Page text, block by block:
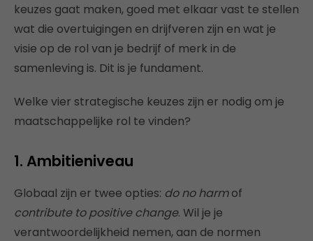
keuzes gaat maken, goed met elkaar vast te stellen
wat die overtuigingen en drijfveren zijn en wat je
visie op de rol van je bedrijf of merk in de
samenleving is. Dit is je fundament.
Welke vier strategische keuzes zijn er nodig om je
maatschappelijke rol te vinden?
1. Ambitieniveau
Globaal zijn er twee opties: do no harmof
contribute to positive change. Wil je je
verantwoordelijkheid nemen, aan de normen